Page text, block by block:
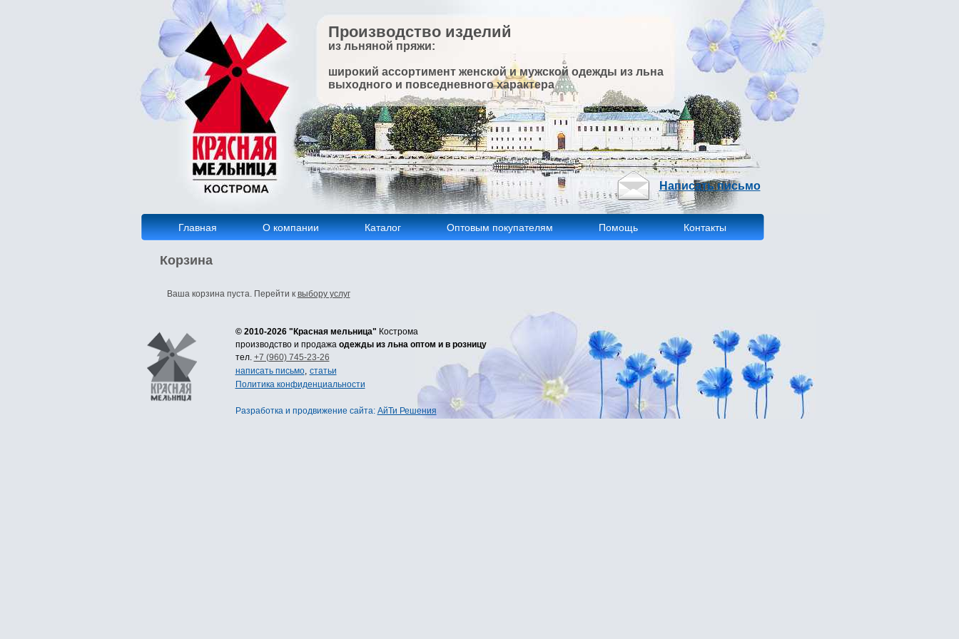
Производство изделий
из льняной пряжи:
широкий ассортимент женской и мужской одежды из льна
выходного и повседневного характера
Написать письмо
Главная О компании Каталог Оптовым покупателям Помощь Контакты
Корзина
Ваша корзина пуста. Перейти к выбору услуг
© 2010-2026 "Красная мельница" Кострома
производство и продажа одежды из льна оптом и в розницу
тел. +7 (960) 745-23-26
написать письмо, статьи
Политика конфиденциальности
Разработка и продвижение сайта: АйТи Решения